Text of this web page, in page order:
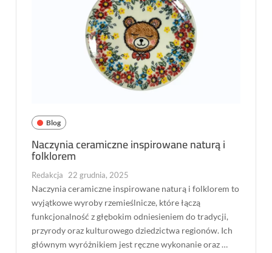
Blog
Naczynia ceramiczne inspirowane naturą i
folklorem
Redakcja 22 grudnia, 2025
Naczynia ceramiczne inspirowane naturą i folklorem to
wyjątkowe wyroby rzemieślnicze, które łączą
funkcjonalność z głębokim odniesieniem do tradycji,
przyrody oraz kulturowego dziedzictwa regionów. Ich
głównym wyróżnikiem jest ręczne wykonanie oraz …